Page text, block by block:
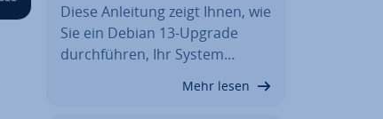
Diese Anleitung zeigt Ihnen, wie
Sie ein Debian 13-Upgrade
durch­füh­ren, Ihr System…
Mehr lesen